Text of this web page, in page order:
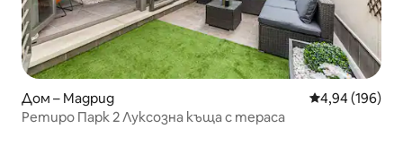
Дом – Мадрид Средна
4,94 (196)
Ретиро Парк 2 Луксозна къща с тераса